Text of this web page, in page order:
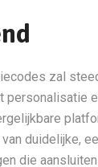
zal
personalisatie
duidelijke,
die